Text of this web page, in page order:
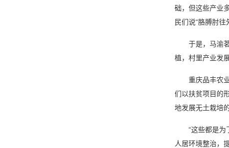
础，但这些产业
民们说“胳膊肘往
于是，马渝茗
植，村里产业发
重庆品丰农业
们以扶贫项目的
地发展无土栽培
“这些都是为了
人居环境整治，